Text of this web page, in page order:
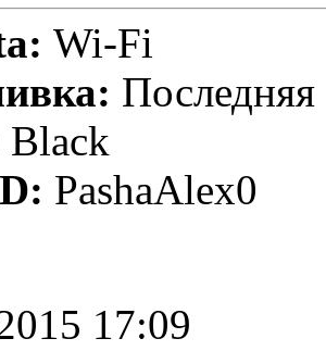
Wi-Fi
Последняя
Black
PashaAlex0
17:09